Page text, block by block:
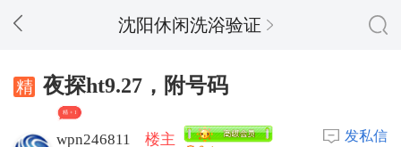
沈阳休闲洗浴验证
夜探ht9.27，附号码
精 + 1
wpn246811
楼主
发私信